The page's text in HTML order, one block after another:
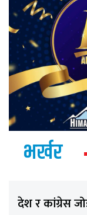
भर्खर
देश र कांग्रेस